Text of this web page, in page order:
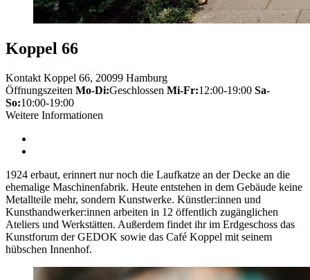
Koppel 66
Kontakt Koppel 66, 20099 Hamburg
Öffnungszeiten Mo-Di:Geschlossen Mi-Fr:12:00-19:00 Sa-
So:10:00-19:00
Weitere Informationen
1924 erbaut, erinnert nur noch die Laufkatze an der Decke an die
ehemalige Maschinenfabrik. Heute entstehen in dem Gebäude keine
Metallteile mehr, sondern Kunstwerke. Künstler:innen und
Kunsthandwerker:innen arbeiten in 12 öffentlich zugänglichen
Ateliers und Werkstätten. Außerdem findet ihr im Erdgeschoss das
Kunstforum der GEDOK sowie das Café Koppel mit seinem
hübschen Innenhof.